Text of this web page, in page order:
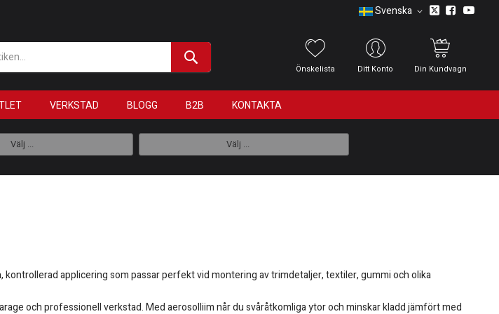
Svenska
Önskelista Ditt Konto Din Kundvagn
VERKSTAD BLOGG B2B KONTAKTA
Välj ... Välj ...
applicering som passar perfekt vid montering av trimdetaljer, textiler, gummi och olika
och professionell verkstad. Med aerosolliim når du svåråtkomliga ytor och minskar kladd jämfört med